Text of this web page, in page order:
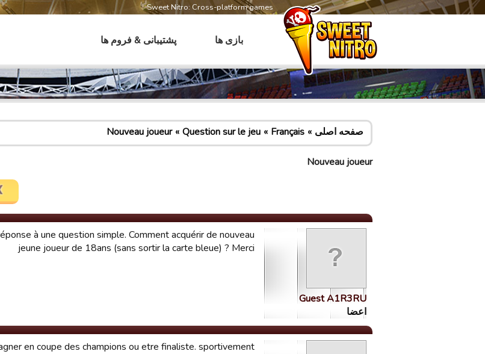
Sweet Nitro: Cross-platform games
بازی ها پشتیبانی & فروم ها
صفحه اصلی Français
Question sur le jeu
Nouveau joueur
Nouveau joueur
Guest A1R3RU
اعضا
à une question simple. Comment acquérir de nouveau
jeune joueur de 18ans (sans sortir la carte bleue) ? Merci
en coupe des champions ou etre finaliste. sportivement